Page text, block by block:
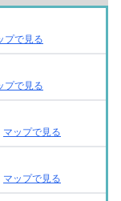
プで見る
プで見る
マップで見る
マップで見る